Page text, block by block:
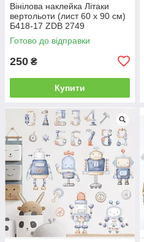
Вінілова наклейка Літаки
вертольоти (лист 60 х 90 см)
Б418-17 ZDB 2749
Готово до відправки
250 ₴
Купити